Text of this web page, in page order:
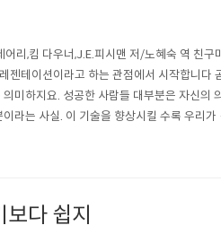
리,킴 다우너,J.E.피시맨 저/노혜숙 역 친구
테이션이라고 하는 관점에서 시작합니다
미하지요. 성공한 사람들 대부분은 자신의
라는 사실. 이 기술을 향상시킬 수록 우리가
어의 차이는 준비하는 과정의 차이일 뿐이랍
다 쉽지